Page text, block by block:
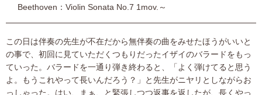
Beethoven：Violin Sonata No.7 1mov.～
この日は伴奏の先生が不在だから無伴奏の曲をみせたほうがいいと
の事で、初回に見ていただくつもりだったイザイのバラードをもっ
ていった。バラードを一通り弾き終わると、「よく弾けてると思う
よ。もうこれやって長いんだろう？」と先生がニヤリとしながらお
っしゃった。はい、まぁ、と緊張しつつ返事を返したが、長くやっ